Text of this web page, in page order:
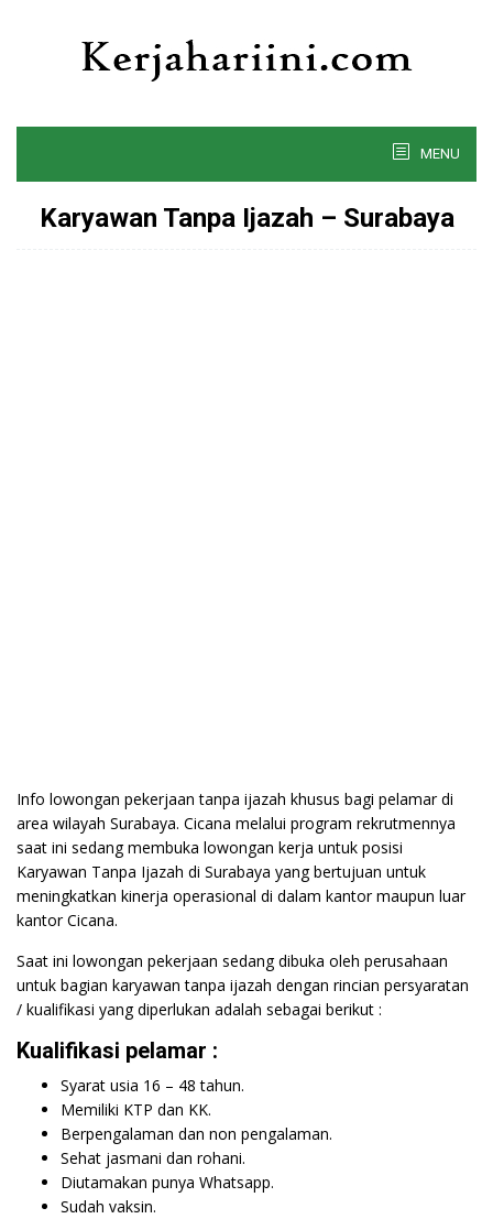
MENU
Karyawan Tanpa Ijazah – Surabaya
Info lowongan pekerjaan tanpa ijazah khusus bagi pelamar di
area wilayah Surabaya. Cicana melalui program rekrutmennya
saat ini sedang membuka lowongan kerja untuk posisi
Karyawan Tanpa Ijazah di Surabaya yang bertujuan untuk
meningkatkan kinerja operasional di dalam kantor maupun luar
kantor Cicana.
Saat ini lowongan pekerjaan sedang dibuka oleh perusahaan
untuk bagian karyawan tanpa ijazah dengan rincian persyaratan
/ kualifikasi yang diperlukan adalah sebagai berikut :
Kualifikasi pelamar :
Syarat usia 16 – 48 tahun.
Memiliki KTP dan KK.
Berpengalaman dan non pengalaman.
Sehat jasmani dan rohani.
Diutamakan punya Whatsapp.
Sudah vaksin.